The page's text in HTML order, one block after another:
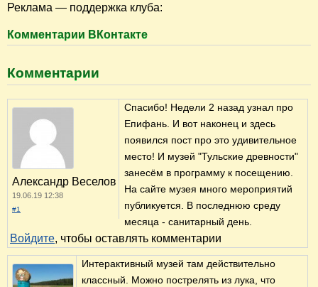
Реклама — поддержка клуба:
Комментарии ВКонтакте
Комментарии
Александр Веселов
19.06.19 12:38
#1
Спасибо! Недели 2 назад узнал про
Епифань. И вот наконец и здесь
появился пост про это удивительное
место! И музей "Тульские древности"
занесём в программу к посещению.
На сайте музея много мероприятий
публикуется. В последнюю среду
месяца - санитарный день.
Войдите, чтобы оставлять комментарии
Интерактивный музей там действительно
классный. Можно пострелять из лука, что